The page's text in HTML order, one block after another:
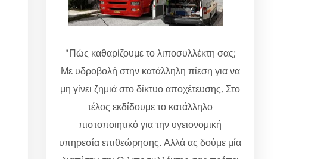
"Πώς καθαρίζουμε το λιποσυλλέκτη σας;
Με υδροβολή στην κατάλληλη πίεση για να
μη γίνει ζημιά στο δίκτυο αποχέτευσης. Στο
τέλος εκδίδουμε το κατάλληλο
πιστοποιητικό για την υγειονομική
υπηρεσία επιθεώρησης. Αλλά ας δούμε μία